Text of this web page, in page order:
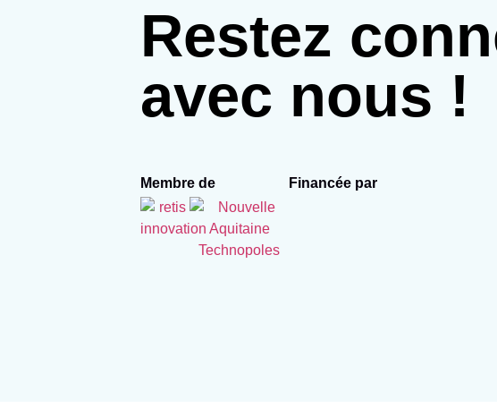
Restez
avec nous !
Membre de Financée par